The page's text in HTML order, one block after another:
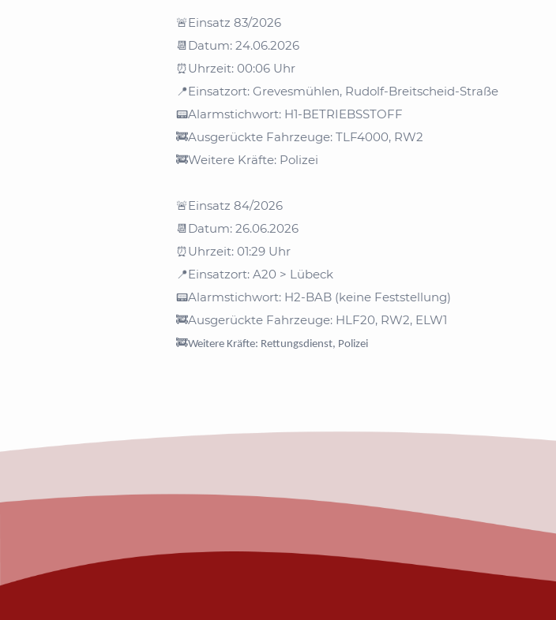
🚨Einsatz 83/2026
📆 Datum: 24.06.2026
⏰Uhrzeit: 00:06 Uhr
📍Einsatzort: Grevesmühlen, Rudolf-Breitscheid-Straße
📟Alarmstichwort: H1-BETRIEBSSTOFF
🚒Ausgerückte Fahrzeuge: TLF4000, RW2
🚒Weitere Kräfte: Polizei
🚨Einsatz 84/2026
📆 Datum: 26.06.2026
⏰Uhrzeit: 01:29 Uhr
📍Einsatzort: A20 > Lübeck
📟Alarmstichwort: H2-BAB (keine Feststellung)
🚒Ausgerückte Fahrzeuge: HLF20, RW2, ELW1
🚒Weitere Kräfte: Rettungsdienst, Polizei